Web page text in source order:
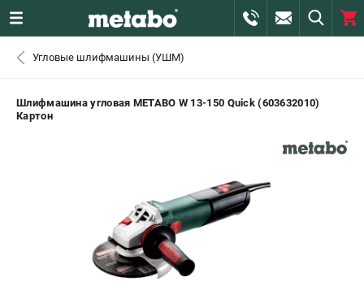
ВХОД ИЛИ РЕГИСТРАЦИЯ
ЗАКАЗАТЬ ЗАПЧАСТЬ
+7 (911) 360-06-14 | +7 (8112) 59-10-67
0 ₽
Угловые шлифмашины (УШМ)
Шлифмашина угловая METABO W 13-150 Quick (603632010)
Картон